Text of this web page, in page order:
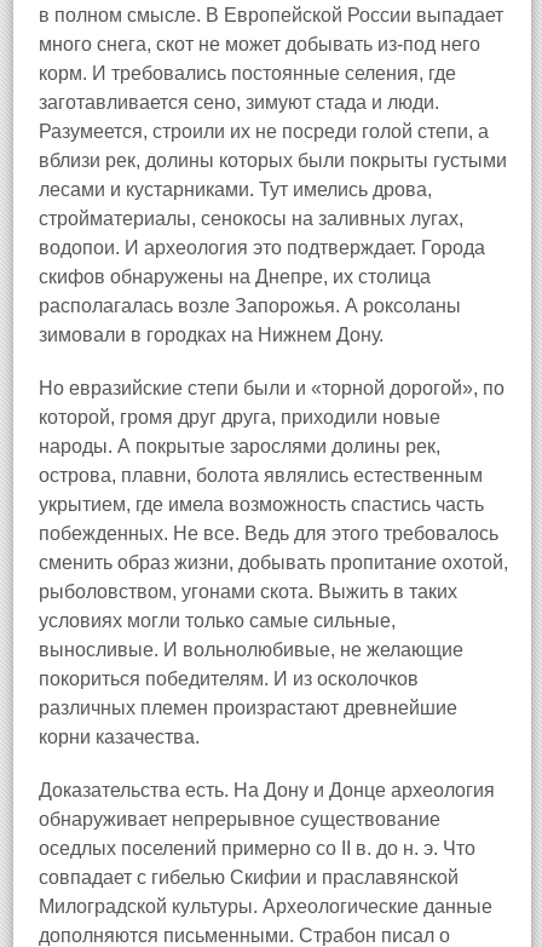
в полном смысле. В Европейской России выпадает
много снега, скот не может добывать из-под него
корм. И требовались постоянные селения, где
заготавливается сено, зимуют стада и люди.
Разумеется, строили их не посреди голой степи, а
вблизи рек, долины которых были покрыты густыми
лесами и кустарниками. Тут имелись дрова,
стройматериалы, сенокосы на заливных лугах,
водопои. И археология это подтверждает. Города
скифов обнаружены на Днепре, их столица
располагалась возле Запорожья. А роксоланы
зимовали в городках на Нижнем Дону.
Но евразийские степи были и «торной дорогой», по
которой, громя друг друга, приходили новые
народы. А покрытые зарослями долины рек,
острова, плавни, болота являлись естественным
укрытием, где имела возможность спастись часть
побежденных. Не все. Ведь для этого требовалось
сменить образ жизни, добывать пропитание охотой,
рыболовством, угонами скота. Выжить в таких
условиях могли только самые сильные,
выносливые. И вольнолюбивые, не желающие
покориться победителям. И из осколочков
различных племен произрастают древнейшие
корни казачества.
Доказательства есть. На Дону и Донце археология
обнаруживает непрерывное существование
оседлых поселений примерно со II в. до н. э. Что
совпадает с гибелью Скифии и праславянской
Милоградской культуры. Археологические данные
дополняются письменными. Страбон писал о